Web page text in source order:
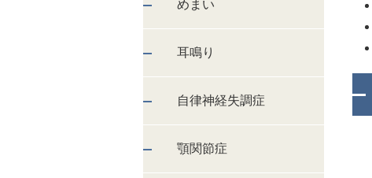
めまい
耳鳴り
自律神経失調症
顎関節症